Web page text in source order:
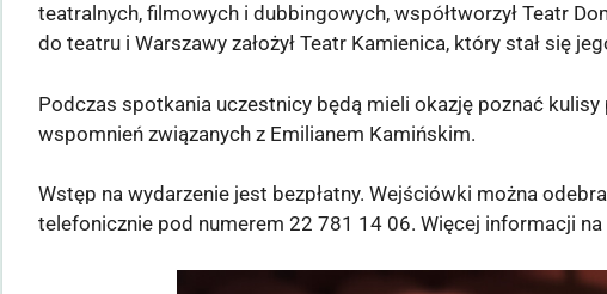
teatralnych, filmowych i dubbingowych, współtworzył Teatr
do teatru i Warszawy założył Teatr Kamienica, który stał się
Podczas spotkania uczestnicy będą mieli okazję poznać
wspomnień związanych z Emilianem Kamińskim.
Wstęp na wydarzenie jest bezpłatny. Wejściówki można
telefonicznie pod numerem 22 781 14 06. Więcej informacji